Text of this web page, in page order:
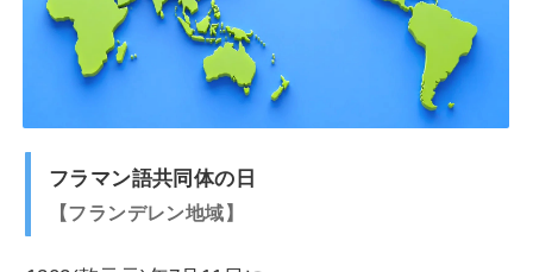
フラマン語共同体の日
フランデレン地域